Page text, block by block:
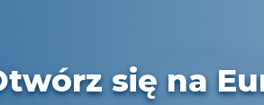
się na